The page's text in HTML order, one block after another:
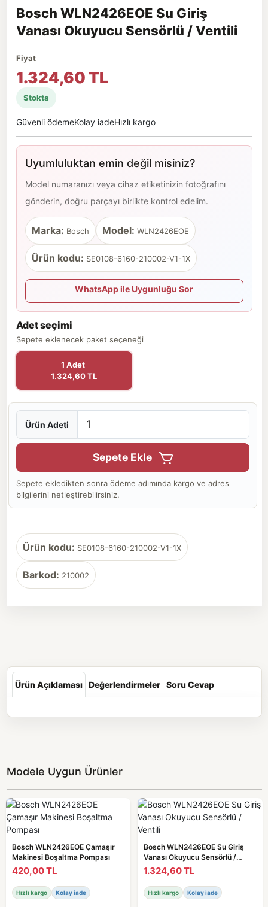
Bosch WLN2426EOE Su Giriş
Vanası Okuyucu Sensörlü / Ventili
Fiyat
1.324,60 TL
Stokta
Güvenli ödemeKolay iadeHızlı kargo
Uyumluluktan emin değil misiniz?
Model numaranızı veya cihaz etiketinizin fotoğrafını
gönderin, doğru parçayı birlikte kontrol edelim.
Marka: Bosch Model: WLN2426EOE
Ürün kodu: SE0108-6160-210002-V1-1X
WhatsApp ile Uygunluğu Sor
Adet seçimi
Sepete eklenecek paket seçeneği
1 Adet
1.324,60 TL
Ürün Adeti
Sepete Ekle
Sepete ekledikten sonra ödeme adımında kargo ve adres
bilgilerini netleştirebilirsiniz.
Ürün kodu: SE0108-6160-210002-V1-1X
Barkod: 210002
Ürün Açıklaması Değerlendirmeler Soru Cevap
Modele Uygun Ürünler
Bosch WLN2426EOE Çamaşır
Makinesi Boşaltma Pompası
420,00 TL
Hızlı kargo Kolay iade
Bosch WLN2426EOE Su Giriş
Vanası Okuyucu Sensörlü /
Ventili
1.324,60 TL
Hızlı kargo Kolay iade